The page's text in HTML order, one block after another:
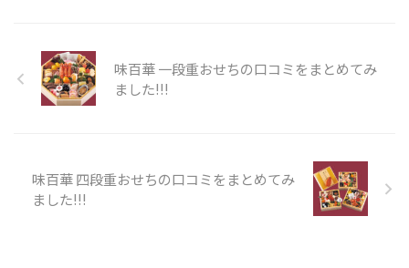
用おせち春楡（2人用）」のX
での口コミ 思い出の場所、エ
ルムガーデン
冬のお庭も本
海道札幌市）撮影年：2020年#
さっぽろ雪フォトまつり#北海
味百華 一段重おせちの口コミをまとめてみ
ました!!!
味百華 四段重おせちの口コミをまとめてみ
ました!!!